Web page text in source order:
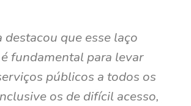
destacou que esse laço
fundamental para levar
públicos a todos os
os de difícil acesso,